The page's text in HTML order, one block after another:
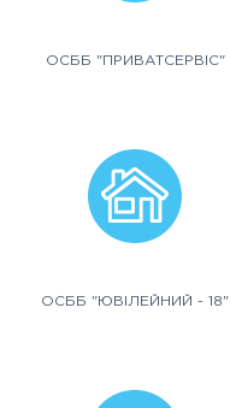
ОСББ "ПРИВАТСЕРВІС"
ОСББ "ЮВІЛЕЙНИЙ - 18"